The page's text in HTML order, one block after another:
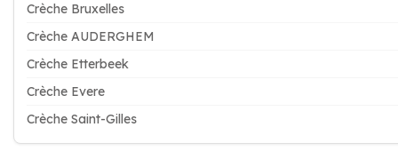
Crèche Bruxelles
Crèche AUDERGHEM
Crèche Etterbeek
Crèche Evere
Crèche Saint-Gilles